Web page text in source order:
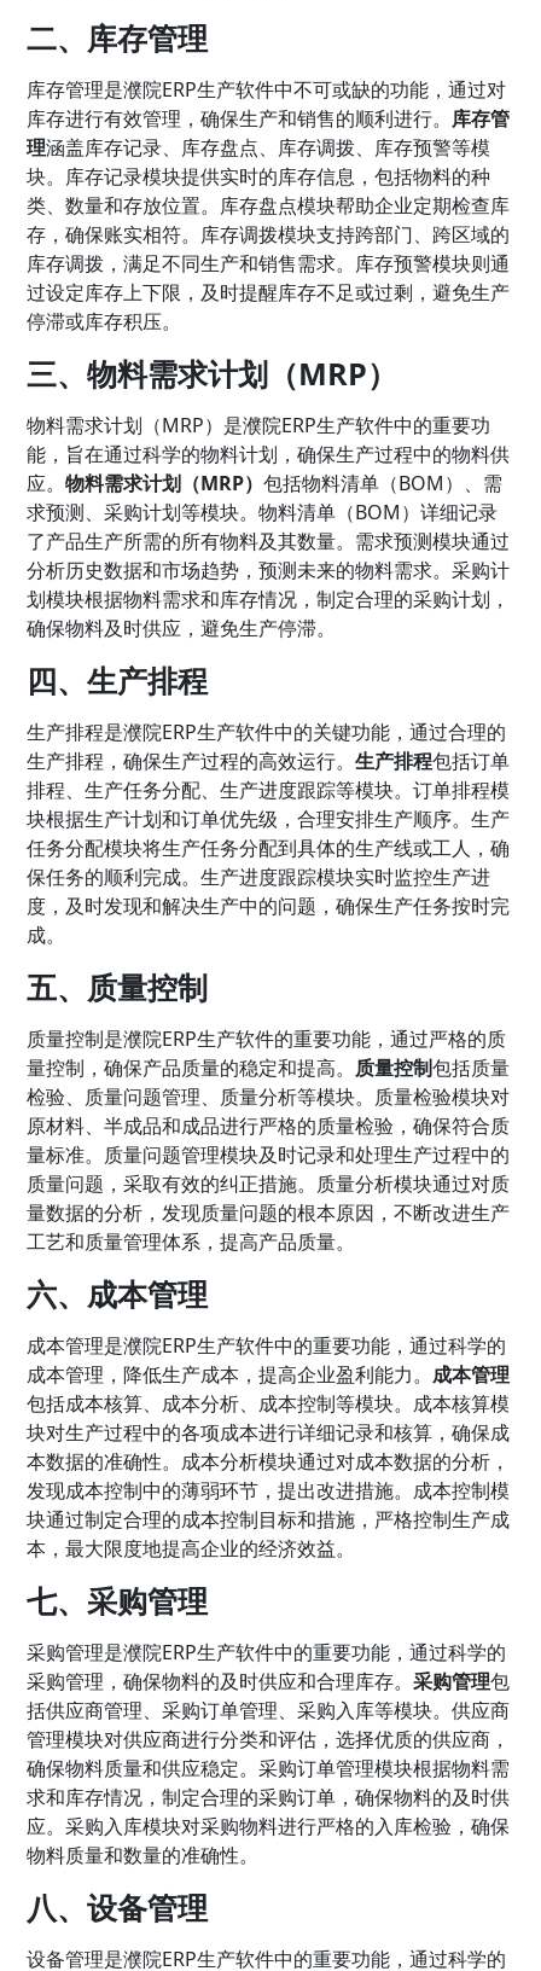
二、库存管理
库存管理是濮院ERP生产软件中不可或缺的功能，通过对
库存进行有效管理，确保生产和销售的顺利进行。 库存管
理涵盖库存记录、库存盘点、库存调拨、库存预警等模
块。库存记录模块提供实时的库存信息，包括物料的种
类、数量和存放位置。库存盘点模块帮助企业定期检查库
存，确保账实相符。库存调拨模块支持跨部门、跨区域的
库存调拨，满足不同生产和销售需求。库存预警模块则通
过设定库存上下限，及时提醒库存不足或过剩，避免生产
停滞或库存积压。
三、物料需求计划（MRP）
物料需求计划（MRP）是濮院ERP生产软件中的重要功
能，旨在通过科学的物料计划，确保生产过程中的物料供
应。物料需求计划（MRP）包括物料清单（BOM）、需
求预测、采购计划等模块。物料清单（BOM）详细记录
了产品生产所需的所有物料及其数量。需求预测模块通过
分析历史数据和市场趋势，预测未来的物料需求。采购计
划模块根据物料需求和库存情况，制定合理的采购计划，
确保物料及时供应，避免生产停滞。
四、生产排程
生产排程是濮院ERP生产软件中的关键功能，通过合理的
生产排程，确保生产过程的高效运行。生产排程包括订单
排程、生产任务分配、生产进度跟踪等模块。订单排程模
块根据生产计划和订单优先级，合理安排生产顺序。生产
任务分配模块将生产任务分配到具体的生产线或工人，确
保任务的顺利完成。生产进度跟踪模块实时监控生产进
度，及时发现和解决生产中的问题，确保生产任务按时完
成。
五、质量控制
质量控制是濮院ERP生产软件的重要功能，通过严格的质
量控制，确保产品质量的稳定和提高。 质量控制包括质量
检验、质量问题管理、质量分析等模块。质量检验模块对
原材料、半成品和成品进行严格的质量检验，确保符合质
量标准。质量问题管理模块及时记录和处理生产过程中的
质量问题，采取有效的纠正措施。质量分析模块通过对质
量数据的分析，发现质量问题的根本原因，不断改进生产
工艺和质量管理体系，提高产品质量。
六、成本管理
成本管理是濮院ERP生产软件中的重要功能，通过科学的
成本管理，降低生产成本，提高企业盈利能力。 成本管理
包括成本核算、成本分析、成本控制等模块。成本核算模
块对生产过程中的各项成本进行详细记录和核算，确保成
本数据的准确性。成本分析模块通过对成本数据的分析，
发现成本控制中的薄弱环节，提出改进措施。成本控制模
块通过制定合理的成本控制目标和措施，严格控制生产成
本，最大限度地提高企业的经济效益。
七、采购管理
采购管理是濮院ERP生产软件中的重要功能，通过科学的
采购管理，确保物料的及时供应和合理库存。采购管理包
括供应商管理、采购订单管理、采购入库等模块。供应商
管理模块对供应商进行分类和评估，选择优质的供应商，
确保物料质量和供应稳定。采购订单管理模块根据物料需
求和库存情况，制定合理的采购订单，确保物料的及时供
应。采购入库模块对采购物料进行严格的入库检验，确保
物料质量和数量的准确性。
八、设备管理
设备管理是濮院ERP生产软件中的重要功能，通过科学的